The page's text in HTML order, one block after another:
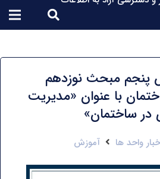
پنجم مبحث نوزدهم
با عنوان «مدیریت
در ساختمان»
واحد ها آموزش